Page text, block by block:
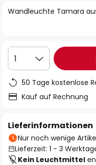
Wandleuchte Tamara
1
50 Tage kostenlose
Kauf auf Rechnung
Lieferinformationen
Nur noch wenige
Lieferzeit: 1 - 3
Kein Leuchtmittel